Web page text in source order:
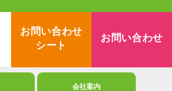
くれよん訪問看護 船橋
047-468-2212
お問い合わせ
シート
お問い合わせ
会社案内